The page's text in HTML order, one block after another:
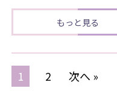
もっと見る
1 2 次へ »